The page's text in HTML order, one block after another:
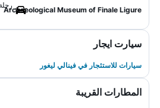
Archaeological Museum of Finale Ligure
رحلة
سيارت ايجار
سيارات للاستئجار في فينالي ليغور
المطارات القريبة